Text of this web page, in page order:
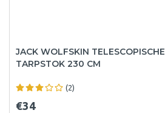
JACK WOLFSKIN TELESCOPISCHE
TARPSTOK 230 CM
(2)
€34